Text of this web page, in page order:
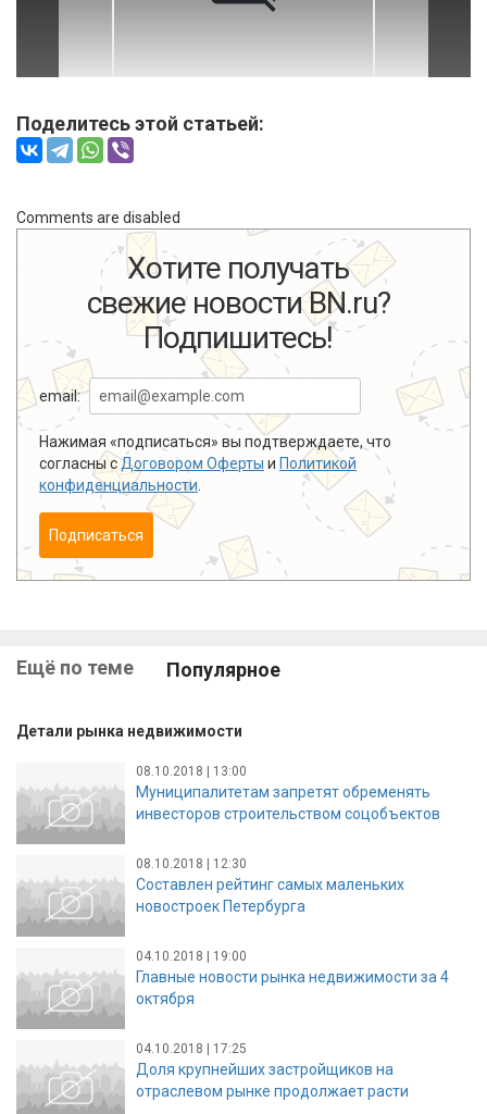
Поделитесь этой статьей:
Comments are disabled
Хотите получать
свежие новости BN.ru?
Подпишитесь!
email:
Нажимая «подписаться» вы подтверждаете, что
согласны сДоговором Оферты и Политикой
конфиденциальности
Подписаться
Ещё по теме Популярное
Детали рынка недвижимости
08.10.2018 | 13:00
Муниципалитетам запретят обременять
инвесторов строительством соцобъектов
08.10.2018 | 12:30
Составлен рейтинг самых маленьких
новостроек Петербурга
04.10.2018 | 19:00
Главные новости рынка недвижимости за 4
октября
04.10.2018 | 17:25
Доля крупнейших застройщиков на
отраслевом рынке продолжает расти